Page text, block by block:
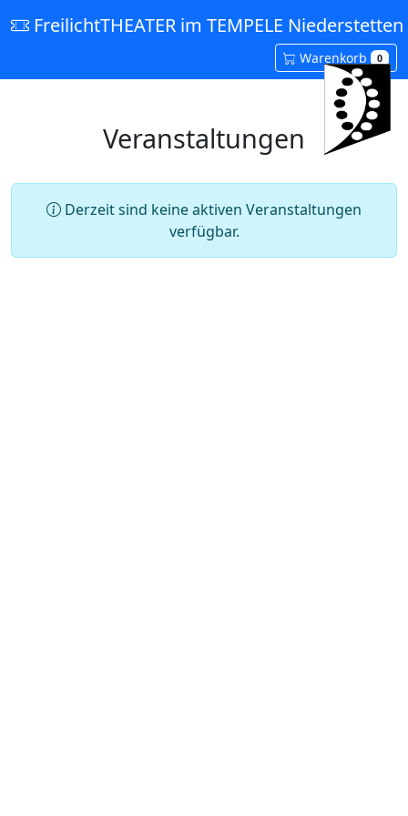
FreilichtTHEATER im TEMPELE Niederstetten
Warenkorb 0
Veranstaltungen
Derzeit sind keine aktiven Veranstaltungen
verfügbar.